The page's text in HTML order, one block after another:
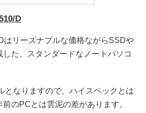
D
はリーズナブルな価格ながらSSDや
した、スタンダードなノートパソコ
となりますので、ハイスペックとは
のPCとは雲泥の差があります。